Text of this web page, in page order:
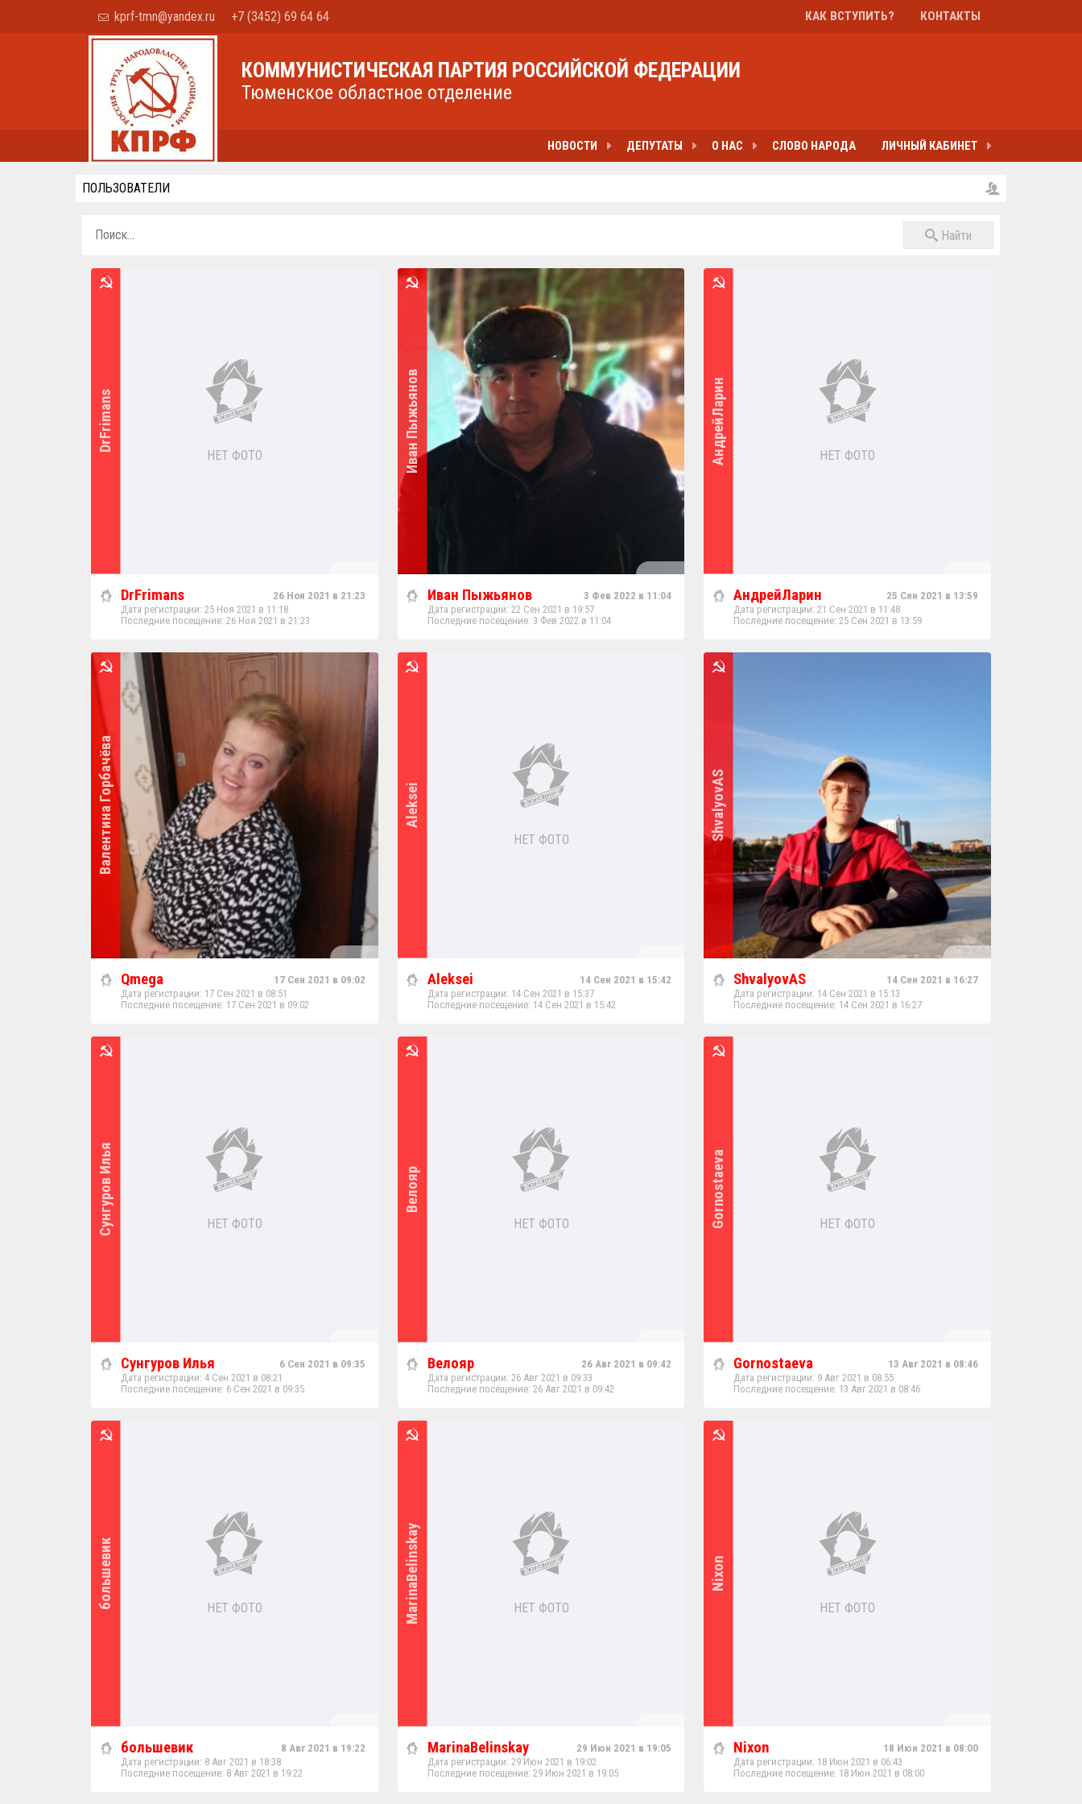
kprf-tmn@yandex.ru +7 (3452) 69 64 64 КАК ВСТУПИТЬ? КОНТАКТЫ
КОММУНИСТИЧЕСКАЯ ПАРТИЯ РОССИЙСКОЙ ФЕДЕРАЦИИ
Тюменское областное отделение
НОВОСТИ ДЕПУТАТЫ О НАС СЛОВО НАРОДА ЛИЧНЫЙ КАБИНЕТ
ПОЛЬЗОВАТЕЛИ
Найти
НЕТ ФОТО
DrFrimans
DrFrimans
26 Ноя 2021 в 21:23
Дата регистрации: 25 Ноя 2021 в 11:18
Последние посещение: 26 Ноя 2021 в 21:23
Иван Пыжьянов
Иван Пыжьянов
3 Фев 2022 в 11:04
Дата регистрации: 22 Сен 2021 в 19:57
Последние посещение: 3 Фев 2022 в 11:04
НЕТ ФОТО
АндрейЛарин
АндрейЛарин
25 Сен 2021 в 13:59
Дата регистрации: 21 Сен 2021 в 11:48
Последние посещение: 25 Сен 2021 в 13:59
Валентина Горбачёва
Qmega
17 Сен 2021 в 09:02
Дата регистрации: 17 Сен 2021 в 08:51
Последние посещение: 17 Сен 2021 в 09:02
НЕТ ФОТО
Aleksei
Aleksei
14 Сен 2021 в 15:42
Дата регистрации: 14 Сен 2021 в 15:37
Последние посещение: 14 Сен 2021 в 15:42
ShvalyovAS
ShvalyovAS
14 Сен 2021 в 16:27
Дата регистрации: 14 Сен 2021 в 15:13
Последние посещение: 14 Сен 2021 в 16:27
НЕТ ФОТО
Сунгуров Илья
Сунгуров Илья
6 Сен 2021 в 09:35
Дата регистрации: 4 Сен 2021 в 08:21
Последние посещение: 6 Сен 2021 в 09:35
НЕТ ФОТО
Велояр
Велояр
26 Авг 2021 в 09:42
Дата регистрации: 26 Авг 2021 в 09:33
Последние посещение: 26 Авг 2021 в 09:42
НЕТ ФОТО
Gornostaeva
Gornostaeva
13 Авг 2021 в 08:46
Дата регистрации: 9 Авг 2021 в 08:55
Последние посещение: 13 Авг 2021 в 08:46
НЕТ ФОТО
большевик
большевик
8 Авг 2021 в 19:22
Дата регистрации: 8 Авг 2021 в 18:38
Последние посещение: 8 Авг 2021 в 19:22
НЕТ ФОТО
MarinaBelinskay
MarinaBelinskay
29 Июн 2021 в 19:05
Дата регистрации: 29 Июн 2021 в 19:02
Последние посещение: 29 Июн 2021 в 19:05
НЕТ ФОТО
Nixon
Nixon
18 Июн 2021 в 08:00
Дата регистрации: 18 Июн 2021 в 06:43
Последние посещение: 18 Июн 2021 в 08:00